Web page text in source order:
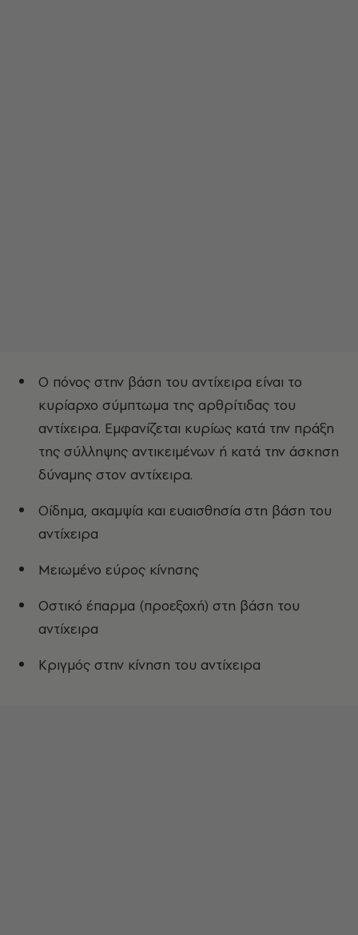
Ο πόνος στην βάση του αντίχειρα είναι το
κυρίαρχο σύμπτωμα της αρθρίτιδας του
αντίχειρα. Εμφανίζεται κυρίως κατά την πράξη
της σύλληψης αντικειμένων ή κατά την άσκηση
δύναμης στον αντίχειρα.
Οίδημα, ακαμψία και ευαισθησία στη βάση του
αντίχειρα
Μειωμένο εύρος κίνησης
Οστικό έπαρμα (προεξοχή) στη βάση του
αντίχειρα
Κριγμός στην κίνηση του αντίχειρα